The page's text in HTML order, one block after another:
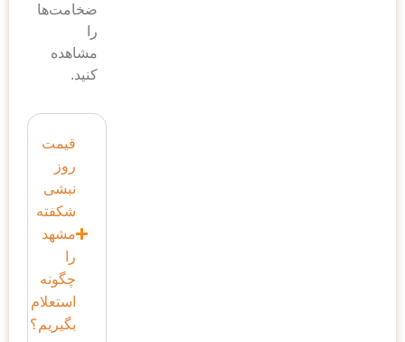
ضخامت‌ها
را
مشاهده
کنید.
قیمت
روز
نبشی
شکفته
مشهد
را
چگونه
استعلام
بگیریم؟